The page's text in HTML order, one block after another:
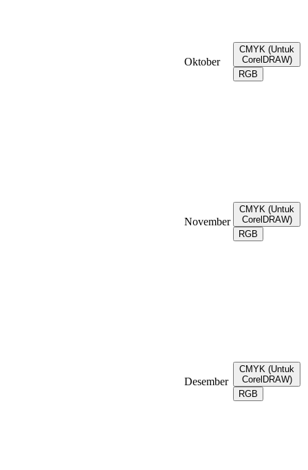
Oktober
CMYK (Untuk
CorelDRAW)
RGB
November
CMYK (Untuk
CorelDRAW)
RGB
Desember
CMYK (Untuk
CorelDRAW)
RGB